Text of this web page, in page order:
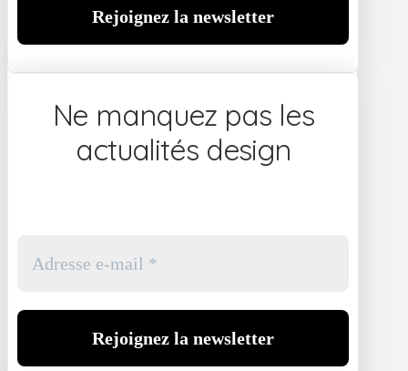
Ne manquez pas les
actualités design